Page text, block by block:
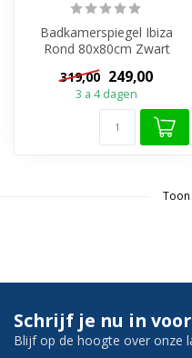
Badkamerspiegel Ibiza
Rond 80x80cm Zwart
Ronde spiegels zijn erg
populair op dit...
319,00 249,00
3 a 4 dagen
Toon
Schrijf je nu in
Blijf op de hoogte over onze